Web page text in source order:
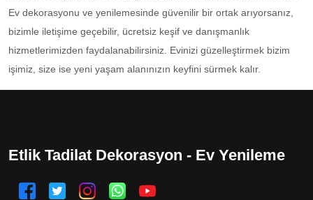
Ev dekorasyonu ve yenilemesinde güvenilir bir ortak arıyorsanız,
bizimle iletişime geçebilir, ücretsiz keşif ve danışmanlık
hizmetlerimizden faydalanabilirsiniz. Evinizi güzelleştirmek bizim
işimiz, size ise yeni yaşam alanınızın keyfini sürmek kalır.
Etlik Tadilat Dekorasyon - Ev Yenileme